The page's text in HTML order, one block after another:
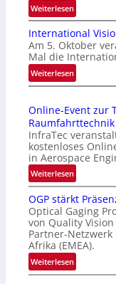
Weiterlesen:
H
o
m
e
p
a
e
‚
H
y
p
e
r
s
p
e
c
t
r
International
Am 5. Oktober
Mal die
Weiterlesen:
I
t
e
r
n
a
t
o
n
a
l
V
i
Online-Event zur
Raumfahrttechnik
InfraTec
kostenloses
in Aerospace
Weiterlesen:
O
n
l
i
n
e
-
OGP stärkt
Optical Gaging
von Quality
Partner-
Afrika (EMEA).
Weiterlesen:
O